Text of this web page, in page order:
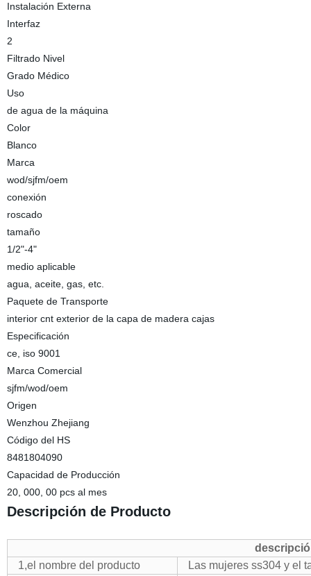
Instalación Externa
Interfaz
2
Filtrado Nivel
Grado Médico
Uso
de agua de la máquina
Color
Blanco
Marca
wod/sjfm/oem
conexión
roscado
tamaño
1/2"-4"
medio aplicable
agua, aceite, gas, etc.
Paquete de Transporte
interior cnt exterior de la capa de madera cajas
Especificación
ce, iso 9001
Marca Comercial
sjfm/wod/oem
Origen
Wenzhou Zhejiang
Código del HS
8481804090
Capacidad de Producción
20, 000, 00 pcs al mes
Descripción de Producto
1,el nombre del producto
Las mujeres ss304 y el